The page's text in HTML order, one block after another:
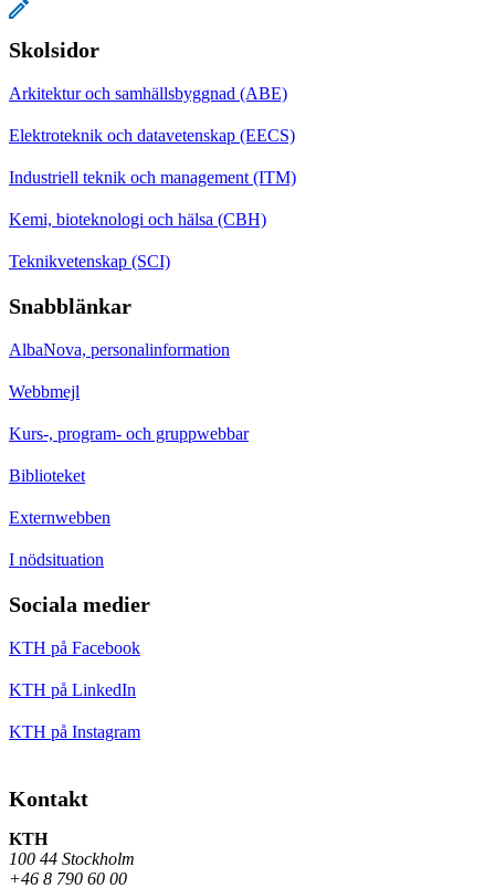
Skolsidor
Arkitektur och samhällsbyggnad (ABE)
Elektroteknik och datavetenskap (EECS)
Industriell teknik och management (ITM)
Kemi, bioteknologi och hälsa (CBH)
Teknikvetenskap (SCI)
Snabblänkar
AlbaNova, personalinformation
Webbmejl
Kurs-, program- och gruppwebbar
Biblioteket
Externwebben
I nödsituation
Sociala medier
KTH på Facebook
KTH på LinkedIn
KTH på Instagram
Kontakt
KTH
100 44 Stockholm
+46 8 790 60 00